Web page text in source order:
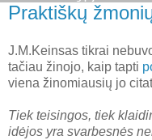
Praktiškų
J.M.Keinsas tikrai
tačiau žinojo, kaip tapti
viena žinomiausių jo
Tiek teisingos, tiek
idėjos yra svarbesnės